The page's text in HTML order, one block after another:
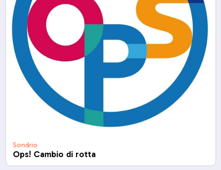
Sondrio
Ops! Cambio di rotta